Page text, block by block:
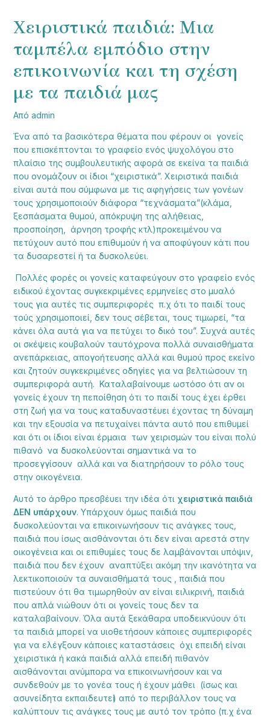
Χειριστικά παιδιά: Μια
ταμπέλα εμπόδιο στην
επικοινωνία και τη σχέση
με τα παιδιά μας
Από admin
Ένα από τα βασικότερα θέματα που φέρουν οι γονείς
που επισκέπτονται το γραφείο ενός ψυχολόγου στο
πλαίσιο της συμβουλευτικής αφορά σε εκείνα τα παιδιά
που ονομάζουν οι ίδιοι “χειριστικά”. Χειριστικά παιδιά
είναι αυτά που σύμφωνα με τις αφηγήσεις των γονέων
τους χρησιμοποιούν διάφορα “τεχνάσματα”(κλάμα,
ξεσπάσματα θυμού, απόκρυψη της αλήθειας,
προσποίηση, άρνηση τροφής κτλ)προκειμένου να
πετύχουν αυτό που επιθυμούν ή να αποφύγουν κάτι που
τα δυσαρεστεί ή τα δυσκολεύει.
Πολλές φορές οι γονείς καταφεύγουν στο γραφείο ενός
ειδικού έχοντας συγκεκριμένες ερμηνείες στο μυαλό
τους για αυτές τις συμπεριφορές π.χ ότι το παιδί τους
τούς χρησιμοποιεί, δεν τους σέβεται, τους τιμωρεί, “τα
κάνει όλα αυτά για να πετύχει το δικό του”. Συχνά αυτές
οι σκέψεις κουβαλούν ταυτόχρονα πολλά συναισθήματα
ανεπάρκειας, απογοήτευσης αλλά και θυμού προς εκείνο
και ζητούν συγκεκριμένες οδηγίες για να βελτιώσουν τη
συμπεριφορά αυτή. Καταλαβαίνουμε ωστόσο ότι αν οι
γονείς έχουν τη πεποίθηση ότι το παιδί τους έχει έρθει
στη ζωή για να τους καταδυναστέυει έχοντας τη δύναμη
και την εξουσία να πετυχαίνει πάντα αυτό που επιθυμεί
και ότι οι ίδιοι είναι έρμαια των χειρισμών του είναι πολύ
πιθανό να δυσκολεύονται σημαντικά να το
προσεγγίσουν αλλά και να διατηρήσουν το ρόλο τους
στην οικογένεια.
Αυτό το άρθρο πρεσβέυει την ιδέα ότι χειριστικά παιδιά
ΔΕΝ υπάρχουν. Υπάρχουν όμως παιδιά που
δυσκολεύονται να επικοινωνήσουν τις ανάγκες τους,
παιδιά που ίσως αισθάνονται ότι δεν είναι αρεστά στην
οικογένεια και οι επιθυμίες τους δε λαμβάνονται υπόψιν,
παιδιά που δεν έχουν αναπτύξει ακόμη την ικανότητα να
λεκτικοποιούν τα συναισθήματά τους , παιδιά που
πιστεύουν ότι θα τιμωρηθούν αν είναι ειλικρινή, παιδιά
που απλά νιώθουν ότι οι γονείς τους δεν τα
καταλαβαίνουν. Όλα αυτά ξεκάθαρα υποδεικνύουν ότι
τα παιδιά μπορεί να υιοθετήσουν κάποιες συμπεριφορές
για να ελέγξουν κάποιες καταστάσεις όχι επειδή είναι
χειριστικά ή κακά παιδιά αλλά επειδή πιθανόν
αισθάνονται ανύμπορα να επικοινωνήσουν και να
συνδεθούν με το γονέα τους ή έχουν μάθει (ίσως και
ασυνείδητα εκπαιδευτεἰ) από το περιβάλλον τους να
καλύπτουν τις ανάγκες τους με αυτό τον τρόπο (π.χ ένα